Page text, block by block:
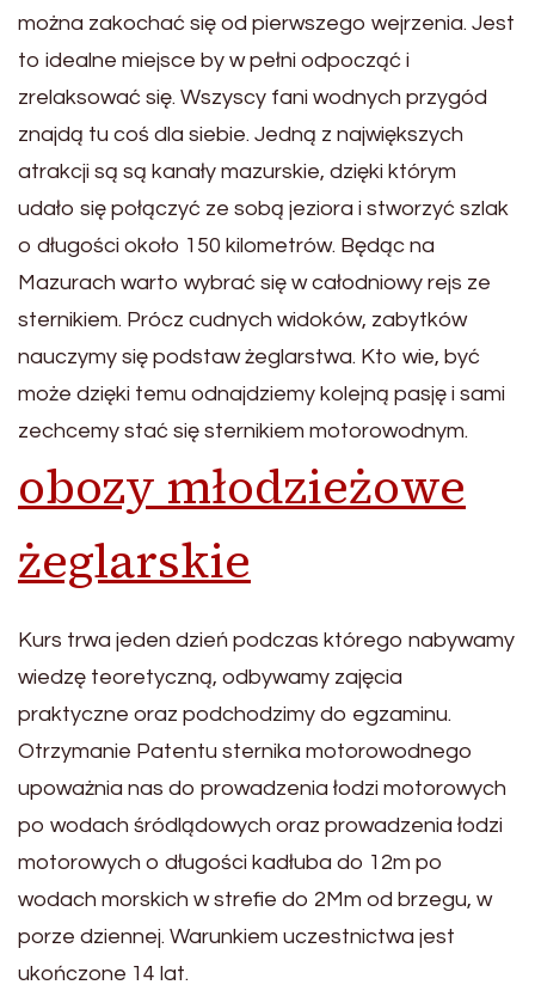
można zakochać się od pierwszego wejrzenia. Jest
to idealne miejsce by w pełni odpocząć i
zrelaksować się. Wszyscy fani wodnych przygód
znajdą tu coś dla siebie. Jedną z największych
atrakcji są są kanały mazurskie, dzięki którym
udało się połączyć ze sobą jeziora i stworzyć szlak
o długości około 150 kilometrów. Będąc na
Mazurach warto wybrać się w całodniowy rejs ze
sternikiem. Prócz cudnych widoków, zabytków
nauczymy się podstaw żeglarstwa. Kto wie, być
może dzięki temu odnajdziemy kolejną pasję i sami
zechcemy stać się sternikiem motorowodnym.
obozy młodzieżowe
żeglarskie
Kurs trwa jeden dzień podczas którego nabywamy
wiedzę teoretyczną, odbywamy zajęcia
praktyczne oraz podchodzimy do egzaminu.
Otrzymanie Patentu sternika motorowodnego
upoważnia nas do prowadzenia łodzi motorowych
po wodach śródlądowych oraz prowadzenia łodzi
motorowych o długości kadłuba do 12m po
wodach morskich w strefie do 2Mm od brzegu, w
porze dziennej. Warunkiem uczestnictwa jest
ukończone 14 lat.